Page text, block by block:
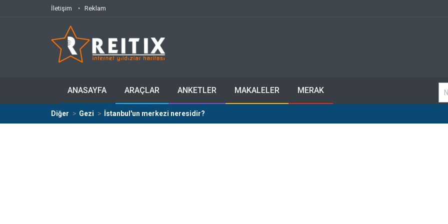
İletişim Reklam
ANASAYFA ARAÇLAR ANKETLER MAKALELER MERAK
Diğer Gezi İstanbul'un merkezi neresidir?